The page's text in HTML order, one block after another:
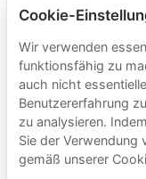
Cookie-
Wir verwenden
funktionsfähig zu
auch nicht
Benutzererfahrung
zu analysieren.
Sie der Verwendung
gemäß unserer